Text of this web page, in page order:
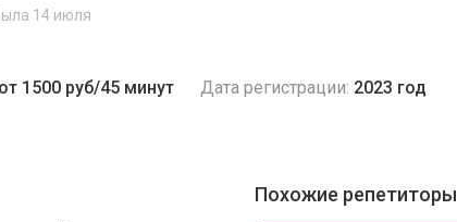
14 июля
от 1500 руб/45 минут Дата регистрации: 2023 год
Похожие репетиторы